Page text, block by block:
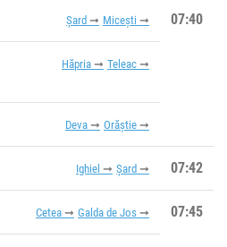
Șard Micești 07:40
Hăpria Teleac
Deva Orăștie
Ighiel Șard 07:42
Cetea Galda de Jos 07:45